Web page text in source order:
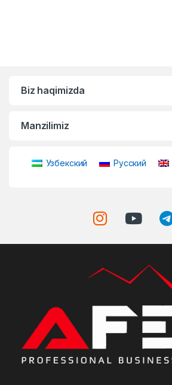
Biz haqimizda
Manzilimiz
Узбекский Русский